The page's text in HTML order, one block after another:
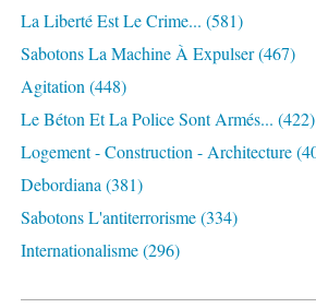
La Liberté Est Le Crime... (581)
Sabotons La Machine À Expulser(467)
Agitation (448)
Le Béton Et La Police Sont Armés... (422)
Logement - Construction - Architecture
Debordiana (381)
Sabotons L'antiterrorisme(334)
Internationalisme(296)